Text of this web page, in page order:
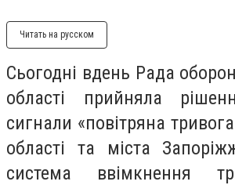
Читать на русском
Сьогодні вдень Рада
області прийняла
сигнали «повітряна
області та міста
система ввімкнення